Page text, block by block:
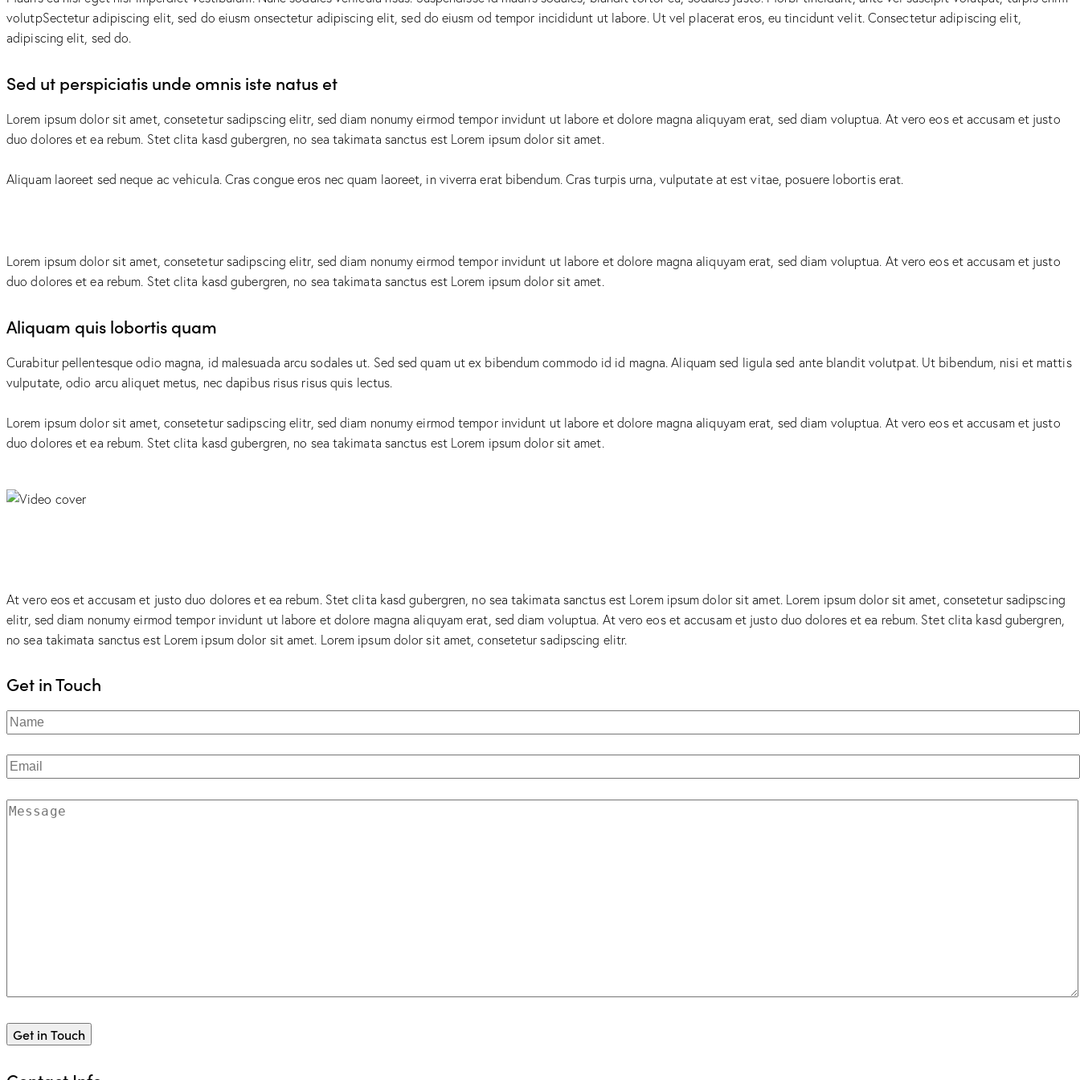
volutpSectetur adipiscing elit, sed do eiusm onsectetur adipiscing elit, sed do eiusm od tempor incididunt ut labore. Ut vel placerat eros, eu tincidunt velit. Consectetur adipiscing elit,
adipiscing elit, sed do.
Sed ut perspiciatis unde omnis iste natus et
Lorem ipsum dolor sit amet, consetetur sadipscing elitr, sed diam nonumy eirmod tempor invidunt ut labore et dolore magna aliquyam erat, sed diam voluptua. At vero eos et accusam et justo
duo dolores et ea rebum. Stet clita kasd gubergren, no sea takimata sanctus est Lorem ipsum dolor sit amet.
Aliquam laoreet sed neque ac vehicula. Cras congue eros nec quam laoreet, in viverra erat bibendum. Cras turpis urna, vulputate at est vitae, posuere lobortis erat.
Lorem ipsum dolor sit amet, consetetur sadipscing elitr, sed diam nonumy eirmod tempor invidunt ut labore et dolore magna aliquyam erat, sed diam voluptua. At vero eos et accusam et justo
duo dolores et ea rebum. Stet clita kasd gubergren, no sea takimata sanctus est Lorem ipsum dolor sit amet.
Aliquam quis lobortis quam
Curabitur pellentesque odio magna, id malesuada arcu sodales ut. Sed sed quam ut ex bibendum commodo id id magna. Aliquam sed ligula sed ante blandit volutpat. Ut bibendum, nisi et mattis
vulputate, odio arcu aliquet metus, nec dapibus risus risus quis lectus.
Lorem ipsum dolor sit amet, consetetur sadipscing elitr, sed diam nonumy eirmod tempor invidunt ut labore et dolore magna aliquyam erat, sed diam voluptua. At vero eos et accusam et justo
duo dolores et ea rebum. Stet clita kasd gubergren, no sea takimata sanctus est Lorem ipsum dolor sit amet.
At vero eos et accusam et justo duo dolores et ea rebum. Stet clita kasd gubergren, no sea takimata sanctus est Lorem ipsum dolor sit amet. Lorem ipsum dolor sit amet, consetetur sadipscing
elitr, sed diam nonumy eirmod tempor invidunt ut labore et dolore magna aliquyam erat, sed diam voluptua. At vero eos et accusam et justo duo dolores et ea rebum. Stet clita kasd gubergren,
no sea takimata sanctus est Lorem ipsum dolor sit amet. Lorem ipsum dolor sit amet, consetetur sadipscing elitr.
Get in Touch